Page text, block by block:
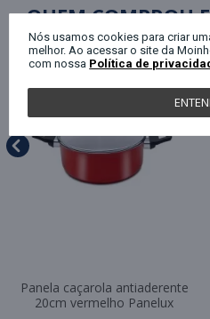
QUEM COMPROU
Panela caçarola antiaderente
20cm vermelho Panelux
Nós usamos cookies para criar
melhor. Ao acessar o site da
com nossa Política de